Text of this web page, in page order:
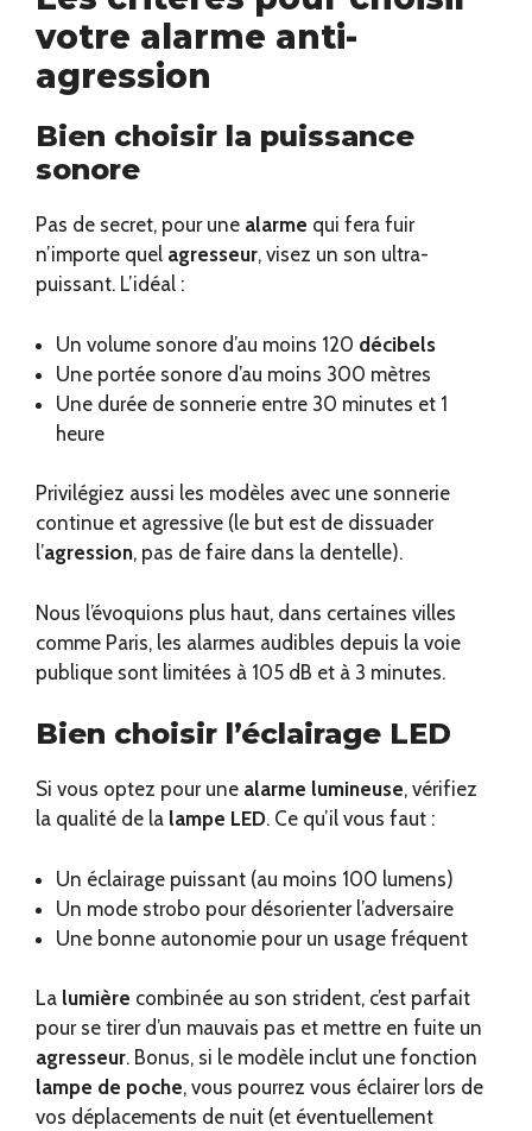
votre alarme anti-
agression
Bien choisir la puissance
sonore
Pas de secret, pour une alarme qui fera fuir
n’importe quel agresseur, visez un son ultra-
puissant. L’idéal :
Un volume sonore d’au moins 120 décibels
Une portée sonore d’au moins 300 mètres
Une durée de sonnerie entre 30 minutes et 1
heure
Privilégiez aussi les modèles avec une sonnerie
continue et agressive (le but est de dissuader
l’agression, pas de faire dans la dentelle).
Nous l’évoquions plus haut, dans certaines villes
comme Paris, les alarmes audibles depuis la voie
publique sont limitées à 105 dB et à 3 minutes.
Bien choisir l’éclairage LED
Si vous optez pour une alarme lumineuse, vérifiez
la qualité de la lampe LED. Ce qu’il vous faut :
Un éclairage puissant (au moins 100 lumens)
Un mode strobo pour désorienter l’adversaire
Une bonne autonomie pour un usage fréquent
La lumière combinée au son strident, c’est parfait
pour se tirer d’un mauvais pas et mettre en fuite un
agresseur. Bonus, si le modèle inclut une fonction
lampe de poche, vous pourrez vous éclairer lors de
vos déplacements de nuit (et éventuellement